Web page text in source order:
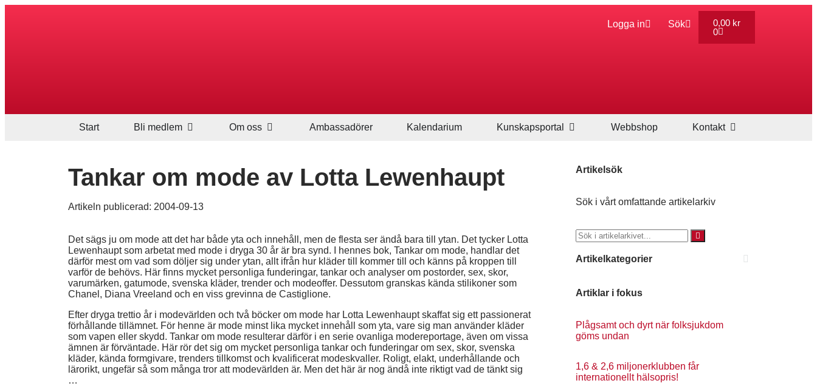
Logga in Sök 0,00 kr
0
Start Bli medlem Om oss Ambassadörer Kalendarium Kunskapsportal Webbshop Kontakt
Tankar om mode av Lotta Lewenhaupt
Artikeln publicerad: 2004-09-13
Det sägs ju om mode att det har både yta och innehåll, men de flesta ser ändå bara till ytan. Det tycker Lotta
Lewenhaupt som arbetat med mode i dryga 30 år är bra synd. I hennes bok, Tankar om mode, handlar det
därför mest om vad som döljer sig under ytan, allt ifrån hur kläder till kommer till och känns på kroppen till
varför de behövs. Här finns mycket personliga funderingar, tankar och analyser om postorder, sex, skor,
varumärken, gatumode, svenska kläder, trender och modeoffer. Dessutom granskas kända stilikoner som
Chanel, Diana Vreeland och en viss grevinna de Castiglione.
Efter dryga trettio år i modevärlden och två böcker om mode har Lotta Lewenhaupt skaffat sig ett passionerat
förhållande tillämnet. För henne är mode minst lika mycket innehåll som yta, vare sig man använder kläder
som vapen eller skydd. Tankar om mode resulterar därför i en serie ovanliga modereportage, även om vissa
ämnen är förväntade. Här rör det sig om mycket personliga tankar och funderingar om sex, skor, svenska
kläder, kända formgivare, trenders tillkomst och kvalificerat modeskvaller. Roligt, elakt, underhållande och
lärorikt, ungefär så som många tror att modevärlden är. Men det här är nog ändå inte riktigt vad de tänkt sig
…
Artikelsök
Sök i vårt omfattande artikelarkiv
Artikelkategorier
Artiklar i fokus
Plågsamt och dyrt när folksjukdom
göms undan
1,6 & 2,6 miljonerklubben får
internationellt hälsopris!